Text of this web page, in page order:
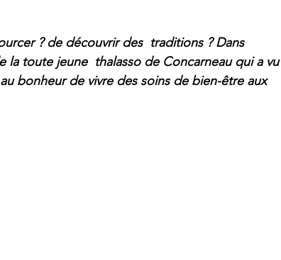
? de découvrir des  traditions ? Dans
la toute jeune  thalasso de Concarneau qui a vu
bonheur de vivre des soins de bien-être aux